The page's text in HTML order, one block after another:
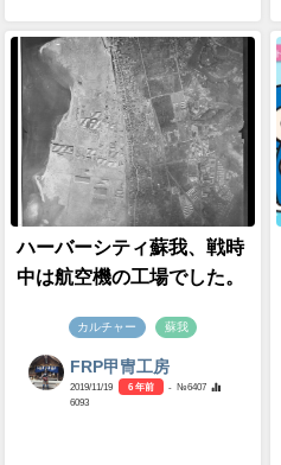
ハーバーシティ蘇我、戦時
中は航空機の工場でした。
カルチャー 蘇我
FRP甲冑工房
2019/11/19 6 年前
- №6407
6093